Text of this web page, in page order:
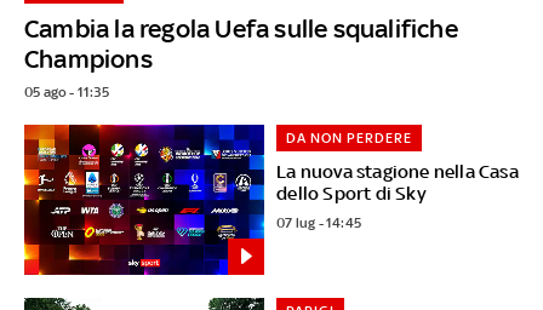
Cambia la regola Uefa sulle squalifiche
Champions
05 ago - 11:35
La nuova stagione nella Casa
dello Sport di Sky
DA NON PERDERE
07 lug - 14:45